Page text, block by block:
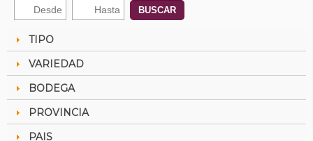
BUSCAR
TIPO
VARIEDAD
BODEGA
PROVINCIA
PAIS